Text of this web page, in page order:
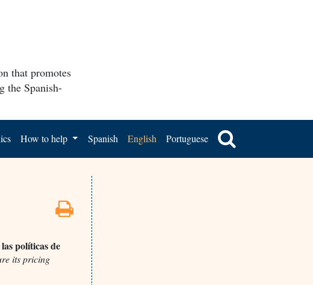
that promotes
the Spanish-
How to help Spanish English Portuguese
políticas de
its pricing